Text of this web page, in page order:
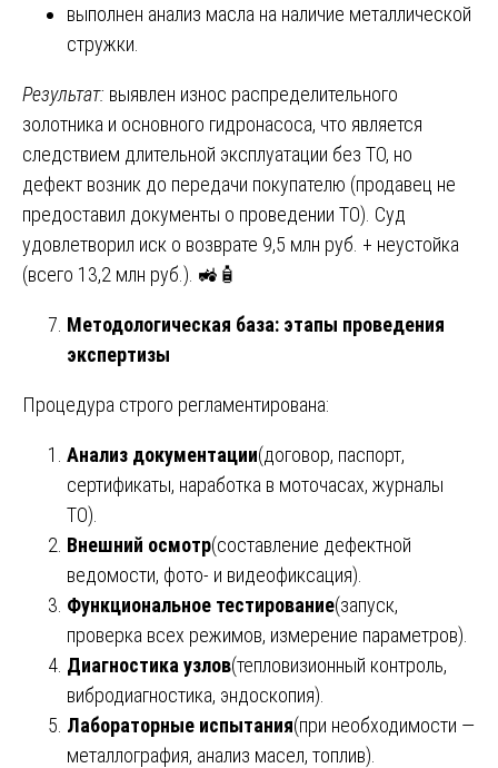
выполнен анализ масла на наличие металлической
стружки.
Результат: выявлен износ распределительного
золотника и основного гидронасоса, что является
следствием длительной эксплуатации без ТО, но
дефект возник до передачи покупателю (продавец не
предоставил документы о проведении ТО). Суд
удовлетворил иск о возврате 9,5 млн руб. + неустойка
(всего 13,2 млн руб.). 🚜🧴
Методологическая база: этапы проведения
экспертизы
Процедура строго регламентирована:
Анализ документации(договор, паспорт,
сертификаты, наработка в моточасах, журналы
ТО).
Внешний осмотр(составление дефектной
ведомости, фото- и видеофиксация).
Функциональное тестирование(запуск,
проверка всех режимов, измерение параметров).
Диагностика узлов(тепловизионный контроль,
вибродиагностика, эндоскопия).
Лабораторные испытания(при необходимости —
металлография, анализ масел, топлив).